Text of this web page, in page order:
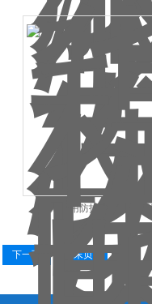
程斯医用防护涨破测试仪
下一页 末页